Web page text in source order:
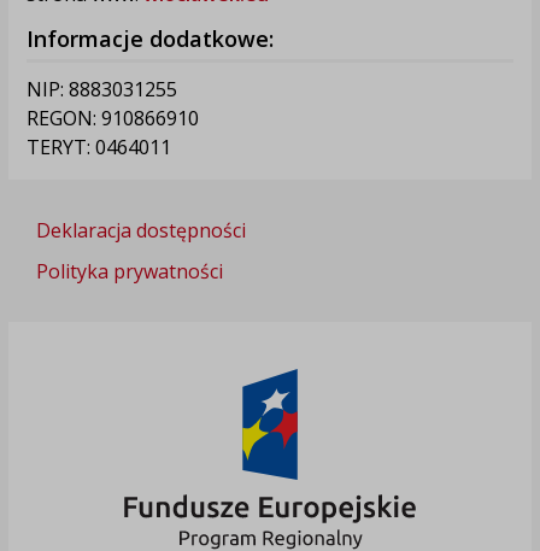
Informacje dodatkowe:
NIP: 8883031255
REGON: 910866910
TERYT: 0464011
Deklaracja dostępności
Polityka prywatności